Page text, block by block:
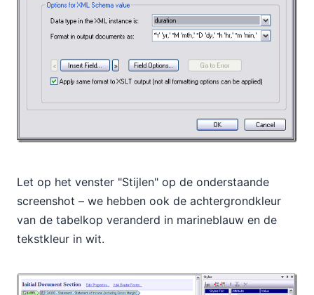
Let op het venster "Stijlen" op de onderstaande
screenshot – we hebben ook de achtergrondkleur
van de tabelkop veranderd in marineblauw en de
tekstkleur in wit.